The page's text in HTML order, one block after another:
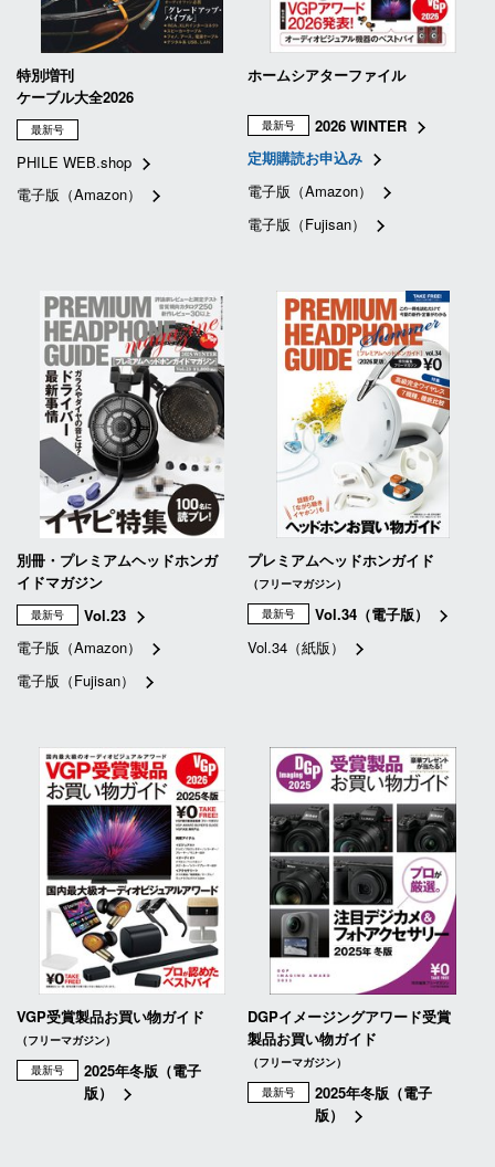
特別増刊
ケーブル大全2026
最新号
PHILE WEB.shop
電子版（Amazon）
ホームシアターファイル
最新号
2026 WINTER
定期購読お申込み
電子版（Amazon）
電子版（Fujisan）
別冊・プレミアムヘッドホンガ
イドマガジン
最新号
Vol.23
電子版（Amazon）
電子版（Fujisan）
プレミアムヘッドホンガイド
（フリーマガジン）
最新号
Vol.34（電子版）
Vol.34（紙版）
VGP受賞製品お買い物ガイド
（フリーマガジン）
最新号
2025年冬版（電子
版）
DGPイメージングアワード受賞
製品お買い物ガイド
（フリーマガジン）
最新号
2025年冬版（電子
版）